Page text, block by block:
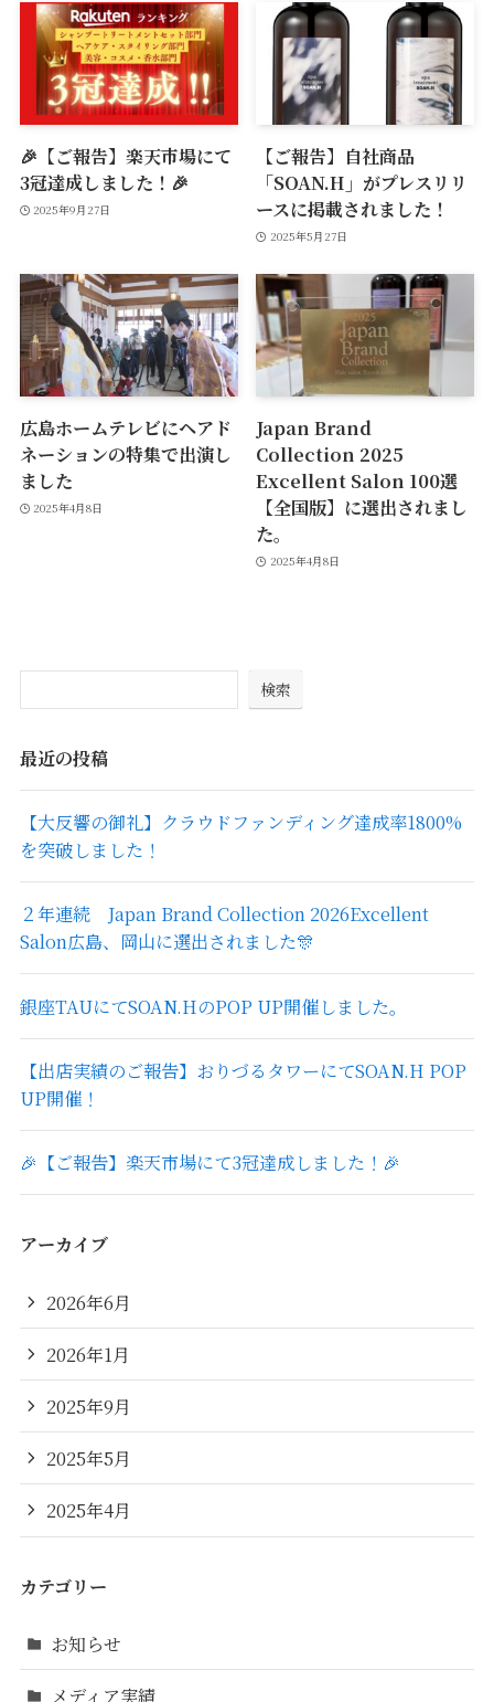
🎉【ご報告】楽天市場にて
3冠達成しました！🎉
2025年9月27日
【ご報告】自社商品
「SOAN.H」がプレスリリ
ースに掲載されました！
2025年5月27日
広島ホームテレビにヘアド
ネーションの特集で出演し
ました
2025年4月8日
Japan Brand
Collection 2025
Excellent Salon 100選
【全国版】に選出されまし
た。
2025年4月8日
検索
最近の投稿
【大反響の御礼】クラウドファンディング達成率1800%
を突破しました！
２年連続 Japan Brand Collection 2026Excellent
Salon広島、岡山に選出されました🎊
銀座TAUにてSOAN.HのPOP UP開催しました。
【出店実績のご報告】おりづるタワーにてSOAN.H POP
UP開催！
🎉【ご報告】楽天市場にて3冠達成しました！🎉
アーカイブ
2026年6月
2026年1月
2025年9月
2025年5月
2025年4月
カテゴリー
お知らせ
メディア実績